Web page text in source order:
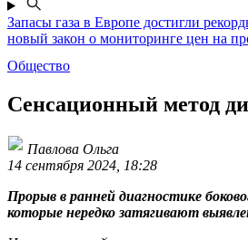
Запасы газа в Европе достигли
новый закон о мониторинге цен на
Общество
Сенсационный метод
Павлова Ольга
14 сентября 2024, 18:28
Прорыв в ранней диагностике
которые нередко затягивают